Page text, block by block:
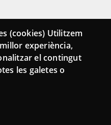
(cookies) Utilitzem
experiència,
el contingut
les galetes o